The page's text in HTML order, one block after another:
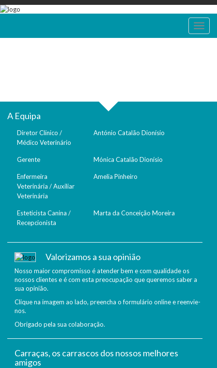
Passar
para
principal
A Equipa
Diretor Clínico /
Médico Veterinário
António Catalão Dionísio
Gerente Mónica Catalão Dionísio
Enfermeira
Veterinária / Auxiliar
Veterinária
Amelia Pinheiro
Esteticista Canina /
Recepcionista
Marta da Conceição Moreira
Valorizamos a sua opinião
Nosso maior compromisso é atender bem e com qualidade os
nossos clientes e é com esta preocupação que queremos saber a
sua opinião.
Clique na imagem ao lado, preencha o formulário online e reenvie-
nos.
Obrigado pela sua colaboração.
Carraças, os carrascos dos nossos melhores
amigos